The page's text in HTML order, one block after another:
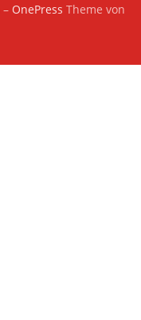
– OnePress Theme von